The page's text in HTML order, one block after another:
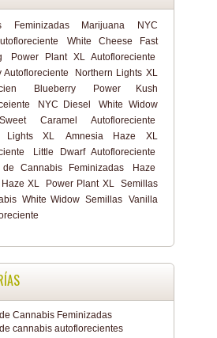
Feminizadas Marijuana
NYC
White Cheese Fast
Power Plant XL Autofloreciente
Autofloreciente
Northern Lights XL
Blueberry
Power Kush
NYC Diesel
White Widow
Sweet Caramel Autofloreciente
Lights XL
Amnesia Haze XL
Little Dwarf Autofloreciente
Cannabis Feminizadas
Haze
XL
Power Plant XL Semillas
White Widow Semillas Vanilla
Cannabis Feminizadas
cannabis autoflorecientes